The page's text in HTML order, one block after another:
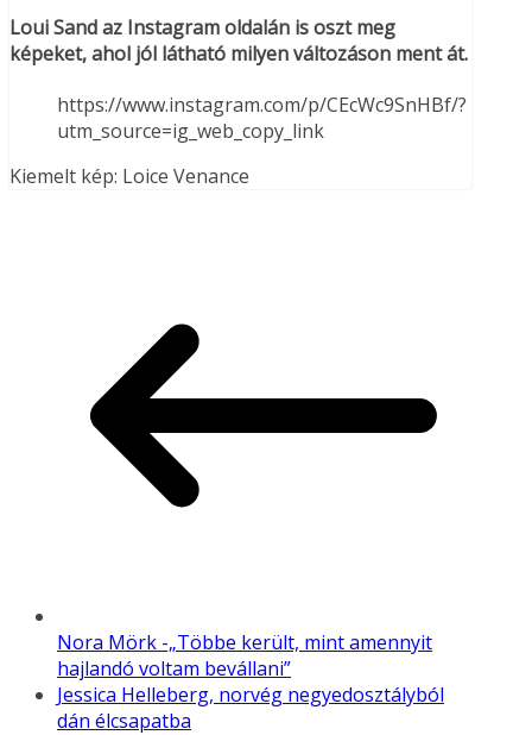
Loui Sand az Instagram oldalán is oszt meg
képeket, ahol jól látható milyen változáson ment át.
https://www.instagram.com/p/CEcWc9SnHBf/?
utm_source=ig_web_copy_link
Kiemelt kép: Loice Venance
Nora Mörk -„Többe került, mint amennyit
hajlandó voltam bevállani”
Jessica Helleberg, norvég negyedosztályból
dán élcsapatba